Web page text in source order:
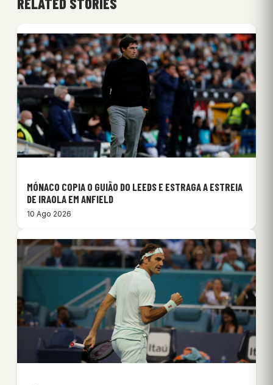
MÓNACO COPIA O GUIÃO DO LEEDS E ESTRAGA A ESTREIA
DE IRAOLA EM ANFIELD
10 Ago 2026